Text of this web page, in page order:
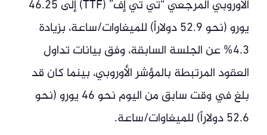
الأوروبي المرجعي “تي تي إف” (TTF) إلى 46.25
يورو (نحو 52.9 دولاراً) للميغاوات/ساعة، بزيادة
4.3% عن الجلسة السابقة، وفق بيانات تداول
العقود المرتبطة بالمؤشر الأوروبي، بينما كان قد
بلغ في وقت سابق من اليوم نحو 46 يورو (نحو
52.6 دولاراً) للميغاوات/ساعة.